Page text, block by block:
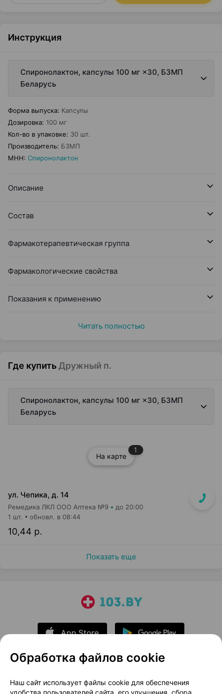
Инструкция
Спиронолактон, капсулы 100 мг ×30, БЗМП
Беларусь
Форма выпуска: Капсулы
Дозировка: 100 мг
Кол-во в упаковке: 30 шт.
Производитель: БЗМП
МНН: Спиронолактон
Описание
Состав
Фармакотерапевтическая группа
Фармакологические свойства
Показания к применению
Читать полностью
Где купитьДружный п.
Спиронолактон, капсулы 100 мг ×30, БЗМП
Беларусь
На карте
1
ул. Чепика, д. 14
Ремедика ЛКЛ ООО Аптека №9 до 20:00
10,44 р.
1 шт. обновл. в 08:44
Показать еще
О проекте
Новости проекта
Обработка файлов cookie
Наш сайт использует файлы cookie для обеспечения
удобства пользователей сайта, его улучшения, сбора